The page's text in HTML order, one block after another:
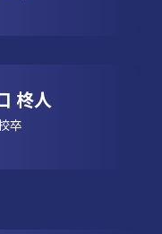
柊人
卒